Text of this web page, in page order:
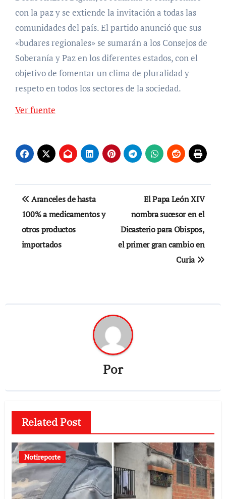
con la paz y se extiende la invitación a todas las
comunidades del país. El partido anunció que sus
«budares regionales» se sumarán a los Consejos de
Soberanía y Paz en los diferentes estados, con el
objetivo de fomentar un clima de pluralidad y
respeto en todos los sectores de la sociedad.
Ver fuente
Navegación
de
entradas
Aranceles de hasta
100% a medicamentos y
otros productos
importados
El Papa León XIV
nombra sucesor en el
Dicasterio para Obispos,
el primer gran cambio en
Curia
Por
Related Post
Notireporte